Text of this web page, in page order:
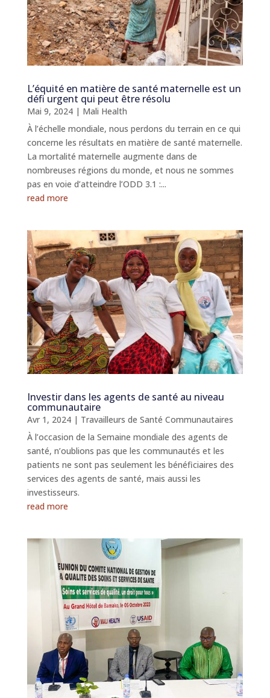
L’équité en matière de santé maternelle est un
défi urgent qui peut être résolu
Mai 9, 2024| Mali Health
À l’échelle mondiale, nous perdons du terrain en ce qui
concerne les résultats en matière de santé maternelle.
La mortalité maternelle augmente dans de
nombreuses régions du monde, et nous ne sommes
pas en voie d’atteindre l’ODD 3.1 :...
read more
Investir dans les agents de santé au niveau
communautaire
Avr 1, 2024| Travailleurs de Santé Communautaires
À l’occasion de la Semaine mondiale des agents de
santé, n’oublions pas que les communautés et les
patients ne sont pas seulement les bénéficiaires des
services des agents de santé, mais aussi les
investisseurs.
read more